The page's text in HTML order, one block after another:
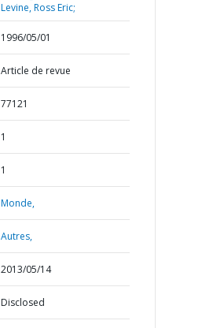
Levine, Ross Eric;
1996/05/01
Article de revue
77121
1
1
Monde,
Autres,
2013/05/14
Disclosed